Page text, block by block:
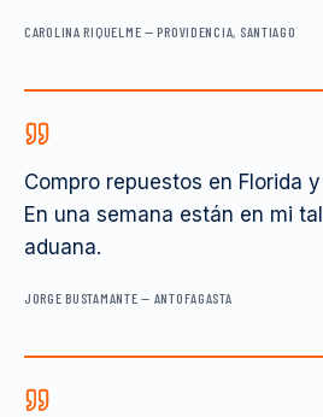
CAROLINA RIQUELME —PROVIDENCIA, SANTIAGO
Compro repuestos en Florida
En una semana están en mi
aduana.
JORGE BUSTAMANTE — ANTOFAGASTA